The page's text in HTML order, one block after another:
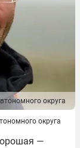
округа
округа
—